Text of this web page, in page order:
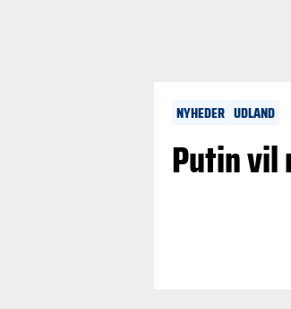
NYHEDER UDLAND
Putin vil